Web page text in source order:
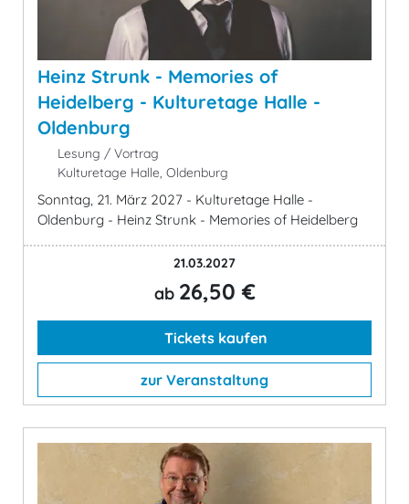
Heinz Strunk - Memories of
Heidelberg - Kulturetage Halle -
Oldenburg
Lesung / Vortrag
Kulturetage Halle, Oldenburg
Sonntag, 21. März 2027 - Kulturetage Halle -
Oldenburg - Heinz Strunk - Memories of Heidelberg
21.03.2027
ab 26,50 €
Tickets kaufen
zur Veranstaltung